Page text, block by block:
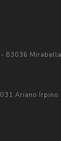
83036 Mirabella
Ariano Irpino